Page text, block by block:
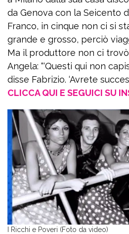
da Genova con la Seicento
Franco, in cinque non ci si
grande e grosso, perciò
Ma il produttore non ci trovò
Angela: “‘Questi qui non
disse Fabrizio. ‘Avrete
CLICCA QUI E SEGUICI SU
I Ricchi e Poveri (Foto da video)